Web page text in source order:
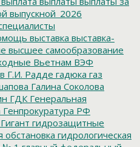
выпускной_2026
выставка выставка-
высшее самообразование
Вьетнам ВЭФ
Г.И. Радде гадюка газ
Галина Соколова
ГДК Генеральная
Генпрокуратура РФ
Гигант гидрозащитные
обстановка гидрологическая